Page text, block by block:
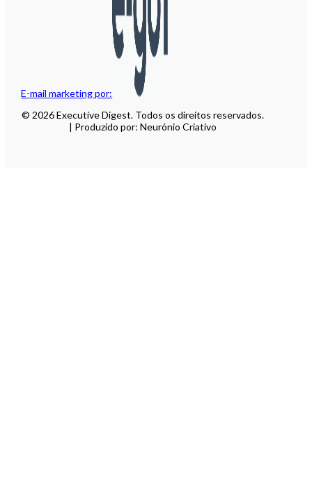
E-mail marketing por:
© 2026 Executive Digest. Todos os direitos reservados.
| Produzido por: Neurónio Criativo